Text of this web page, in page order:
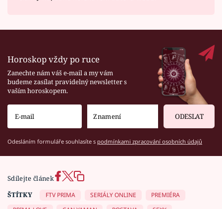
Horoskop vždy po ruce
Zanechte nám váš e-mail a my vám
budeme zasílat pravidelný newsletter s
vaším horoskopem.
ODESLAT
Odesláním formuláře souhlasíte s podmínkami zpracování osobních údajů
Sdílejte článek
ŠTÍTKY
FTV PRIMA SERIÁLY ONLINE
PREMIÉRA